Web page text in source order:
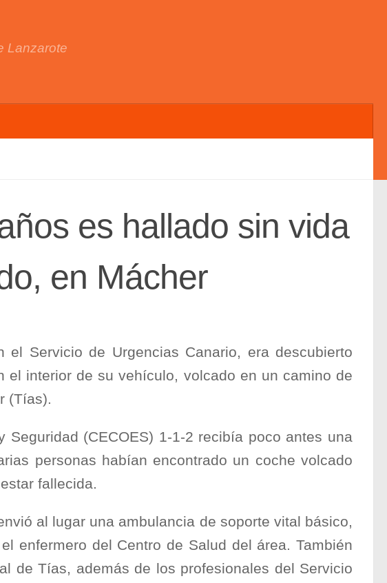
Lanzarote
es hallado sin vida
en Mácher
Servicio de Urgencias Canario, era descubierto
el interior de su vehículo, volcado en un camino de
(Tías).
Seguridad (CECOES) 1-1-2 recibía poco antes una
personas habían encontrado un coche volcado
fallecida.
al lugar una ambulancia de soporte vital básico,
enfermero del Centro de Salud del área. También
de Tías, además de los profesionales del Servicio